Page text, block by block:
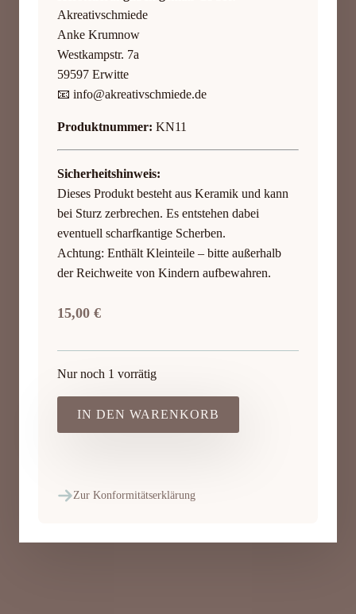
Akreativschmiede
Anke Krumnow
Westkampstr. 7a
59597 Erwitte
📧 info@akreativschmiede.de
Produktnummer: KN11
Sicherheitshinweis:
Dieses Produkt besteht aus Keramik und kann
bei Sturz zerbrechen. Es entstehen dabei
eventuell scharfkantige Scherben.
Achtung: Enthält Kleinteile – bitte außerhalb
der Reichweite von Kindern aufbewahren.
15,00 €
Nur noch 1 vorrätig
IN DEN WARENKORB
Zur Konformitätserklärung